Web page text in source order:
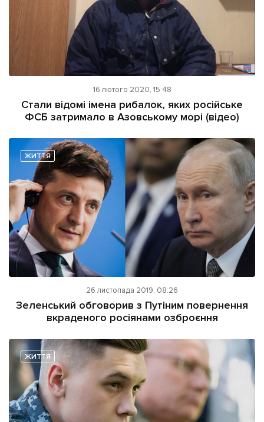
16 лютого 2020, 15:48
Стали відомі імена рибалок, яких російське
ФСБ затримало в Азовському морі (відео)
ЖИТТЯ
26 листопада 2019, 08:26
Зеленський обговорив з Путіним повернення
вкраденого росіянами озброєння
ЖИТТЯ